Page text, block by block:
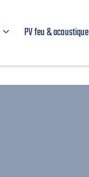
PV feu & acoustique